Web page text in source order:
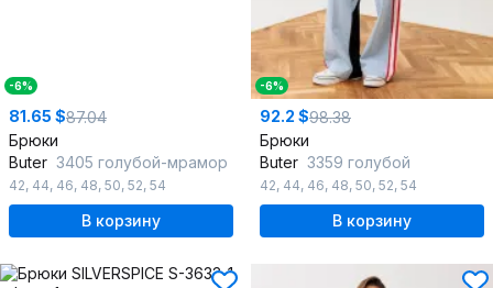
-6%
81.65 $87.04
Брюки
Butеr 3405 голубой-мрамор
42, 44, 46, 48, 50, 52, 54
В корзину
-6%
92.2 $98.38
Брюки
Butеr 3359 голубой
42, 44, 46, 48, 50, 52, 54
В корзину